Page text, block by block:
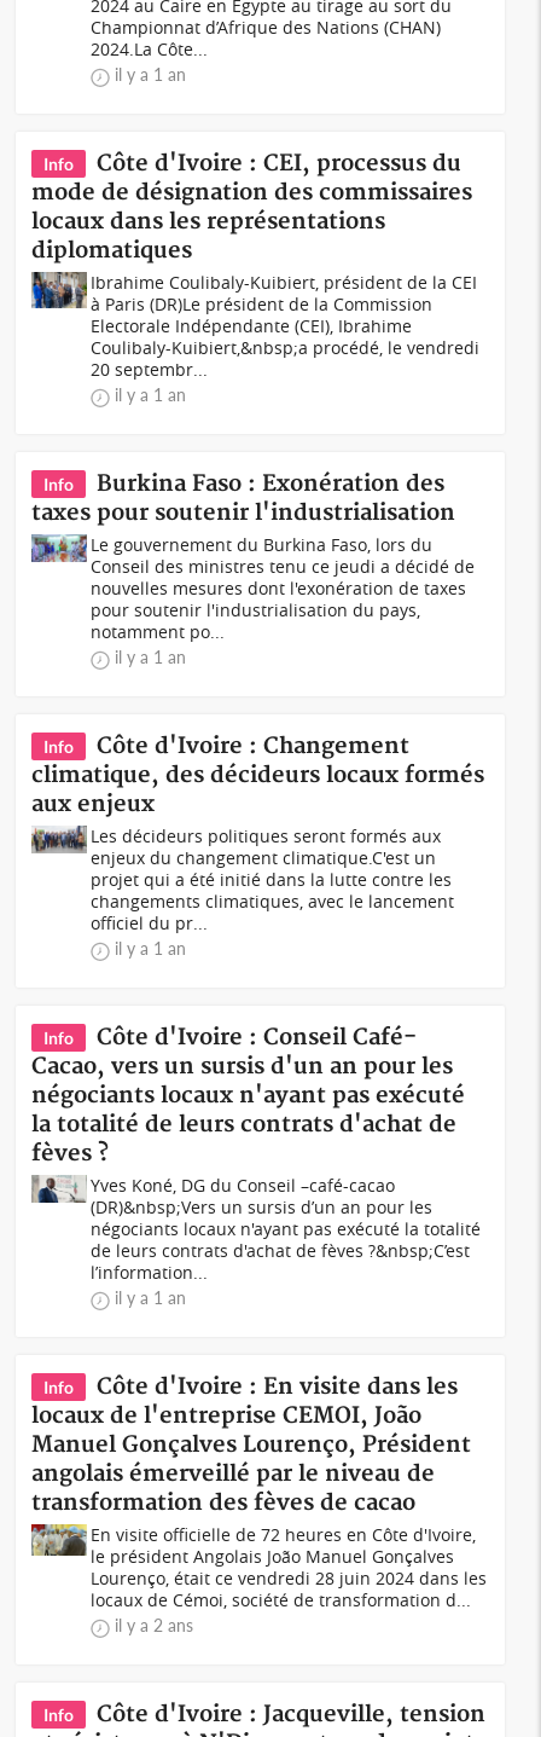
2024 au Caire en Egypte au tirage au sort du
Championnat d’Afrique des Nations (CHAN)
2024.La Côte...
il y a 1 an
Info
Côte d'Ivoire : CEI, processus du
mode de désignation des commissaires
locaux dans les représentations
diplomatiques
Ibrahime Coulibaly-Kuibiert, président de la CEI
à Paris (DR)Le président de la Commission
Electorale Indépendante (CEI), Ibrahime
Coulibaly-Kuibiert,&nbsp;a procédé, le vendredi
20 septembr...
il y a 1 an
Info
Burkina Faso : Exonération des
taxes pour soutenir l'industrialisation
Le gouvernement du Burkina Faso, lors du
Conseil des ministres tenu ce jeudi a décidé de
nouvelles mesures dont l'exonération de taxes
pour soutenir l'industrialisation du pays,
notamment po...
il y a 1 an
Info
Côte d'Ivoire : Changement
climatique, des décideurs locaux formés
aux enjeux
Les décideurs politiques seront formés aux
enjeux du changement climatique.C'est un
projet qui a été initié dans la lutte contre les
changements climatiques, avec le lancement
officiel du pr...
il y a 1 an
Info
Côte d'Ivoire : Conseil Café-
Cacao, vers un sursis d'un an pour les
négociants locaux n'ayant pas exécuté
la totalité de leurs contrats d'achat de
fèves ?
Yves Koné, DG du Conseil –café-cacao
(DR)&nbsp;Vers un sursis d’un an pour les
négociants locaux n'ayant pas exécuté la totalité
de leurs contrats d'achat de fèves ?&nbsp;C’est
l’information...
il y a 1 an
Info
Côte d'Ivoire : En visite dans les
locaux de l'entreprise CEMOI, João
Manuel Gonçalves Lourenço, Président
angolais émerveillé par le niveau de
transformation des fèves de cacao
En visite officielle de 72 heures en Côte d'Ivoire,
le président Angolais João Manuel Gonçalves
Lourenço, était ce vendredi 28 juin 2024 dans les
locaux de Cémoi, société de transformation d...
il y a 2 ans
Info
Côte d'Ivoire : Jacqueville, tension